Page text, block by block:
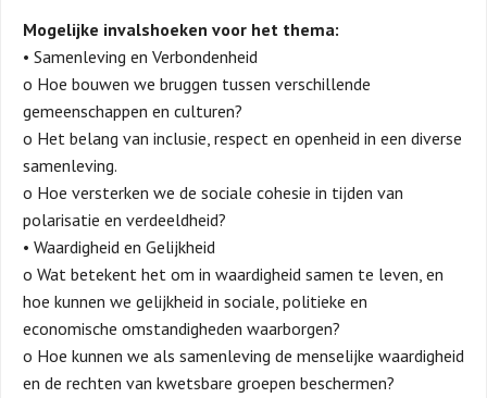
Mogelijke invalshoeken voor het thema:
• Samenleving en Verbondenheid
o Hoe bouwen we bruggen tussen verschillende
gemeenschappen en culturen?
o Het belang van inclusie, respect en openheid in een diverse
samenleving.
o Hoe versterken we de sociale cohesie in tijden van
polarisatie en verdeeldheid?
• Waardigheid en Gelijkheid
o Wat betekent het om in waardigheid samen te leven, en
hoe kunnen we gelijkheid in sociale, politieke en
economische omstandigheden waarborgen?
o Hoe kunnen we als samenleving de menselijke waardigheid
en de rechten van kwetsbare groepen beschermen?